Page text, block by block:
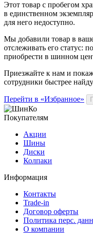
Этот товар с пробегом
в единственном
для него недоступно.
Мы добавили товар в
отслеживать его статус:
приобрести в шинном
Приезжайте к нам и
сотрудники быстрее
Перейти в «Избранное»
Покупателям
Акции
Шины
Диски
Колпаки
Информация
Контакты
Trade-in
Договор оферты
Политика перс.
О компании